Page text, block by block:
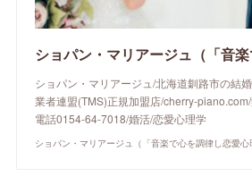
ショパン・マリアージュ/北海道釧路市の結
業者連盟(TMS)正規加盟店/cherry-
電話0154-64-7018/婚活/恋愛心理学